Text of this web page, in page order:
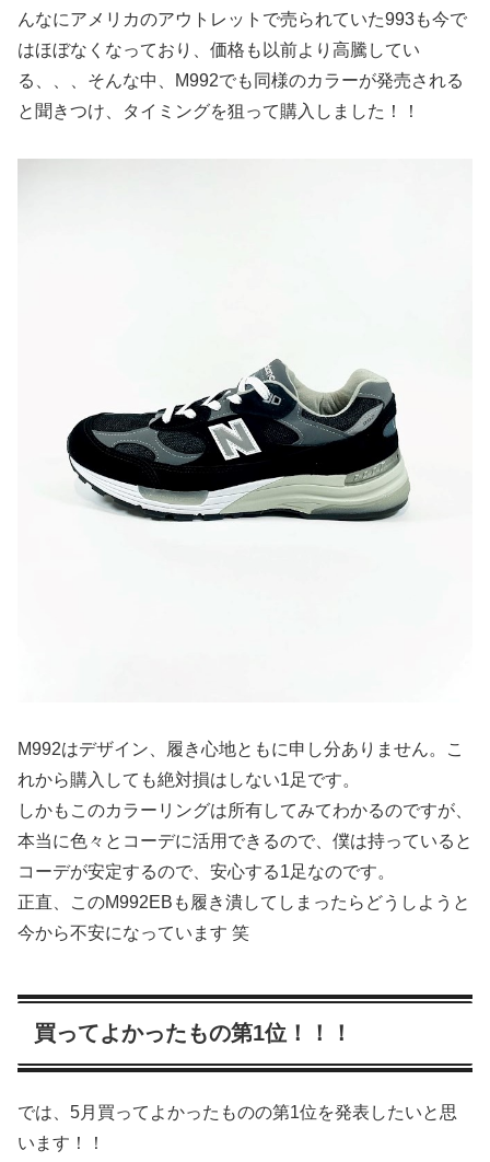
んなにアメリカのアウトレットで売られていた993も今で
はほぼなくなっており、価格も以前より高騰してい
る、、、そんな中、M992でも同様のカラーが発売される
と聞きつけ、タイミングを狙って購入しました！！
M992はデザイン、履き心地ともに申し分ありません。こ
れから購入しても絶対損はしない1足です。
しかもこのカラーリングは所有してみてわかるのですが、
本当に色々とコーデに活用できるので、僕は持っていると
コーデが安定するので、安心する1足なのです。
正直、このM992EBも履き潰してしまったらどうしようと
今から不安になっています 笑
買ってよかったもの第1位！！！
では、5月買ってよかったものの第1位を発表したいと思
います！！